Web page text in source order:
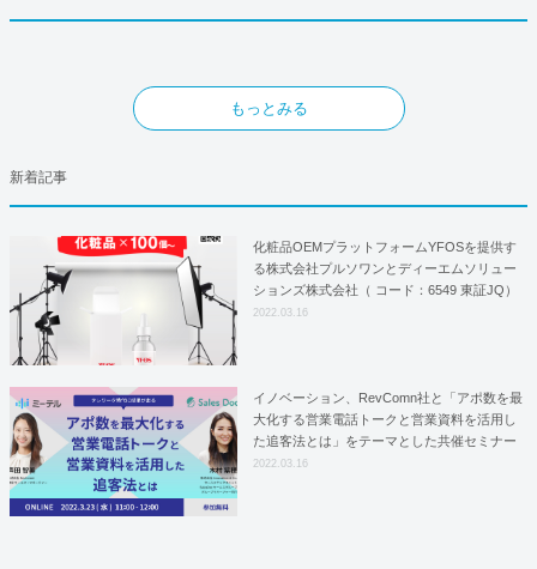
もっとみる
新着記事
化粧品OEMプラットフォームYFOSを提供す
る株式会社プルソワンとディーエムソリュー
ションズ株式会社（ コード：6549 東証JQ）
はYFOSにおけるロジスティクスパートナー
2022.03.16
イノベーション、RevComn社と「アポ数を最
大化する営業電話トークと営業資料を活用し
た追客法とは」をテーマとした共催セミナー
を開催！
2022.03.16